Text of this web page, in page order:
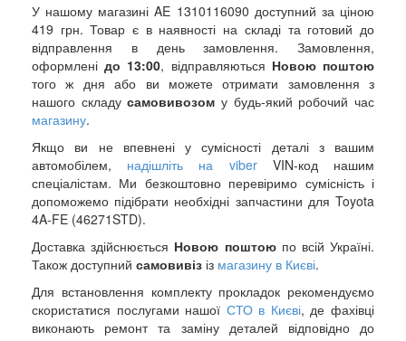
У нашому магазині AE 1310116090 доступний за ціною
419 грн. Товар є в наявності на складі та готовий до
відправлення в день замовлення. Замовлення,
оформленідо 13:00, відправляються Новою поштою
того ж дня або ви можете отримати замовлення з
нашого складусамовивозом у будь-який робочий час
магазину.
Якщо ви не впевнені у сумісності деталі з вашим
автомобілем, надішліть на viberVIN-код нашим
спеціалістам. Ми безкоштовно перевіримо сумісність і
допоможемо підібрати необхідні запчастини для Toyota
4A-FE (46271STD).
Доставка здійснюється Новою поштоюпо всій Україні.
Також доступний самовивіз із магазину в Києві.
Для встановлення комплекту прокладок рекомендуємо
скористатися послугами нашої СТО в Києві, де фахівці
виконають ремонт та заміну деталей відповідно до